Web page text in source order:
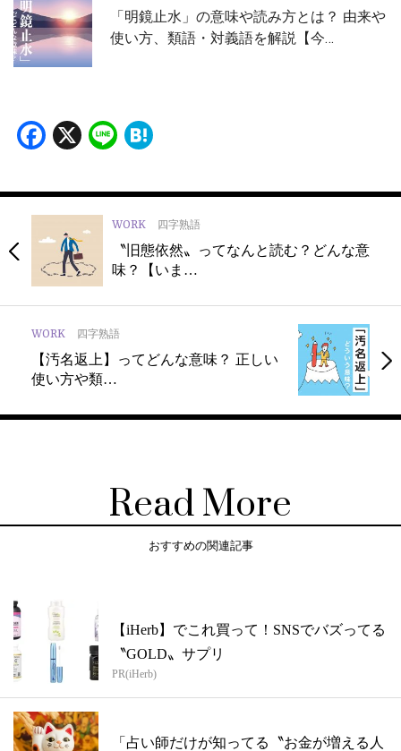
「明鏡止水」の意味や読み方とは？ 由来や
使い方、類語・対義語を解説【今…
Facebook
X Line
WORK 四字熟語
〝旧態依然〟ってなんと読む？どんな意
味？【いま…
WORK 四字熟語
【汚名返上】ってどんな意味？ 正しい
使い方や類…
Read More
おすすめの関連記事
【iHerb】でこれ買って！SNSでバズってる
〝GOLD〟サプリ
PR(iHerb)
「占い師だけが知ってる〝お金が増える人